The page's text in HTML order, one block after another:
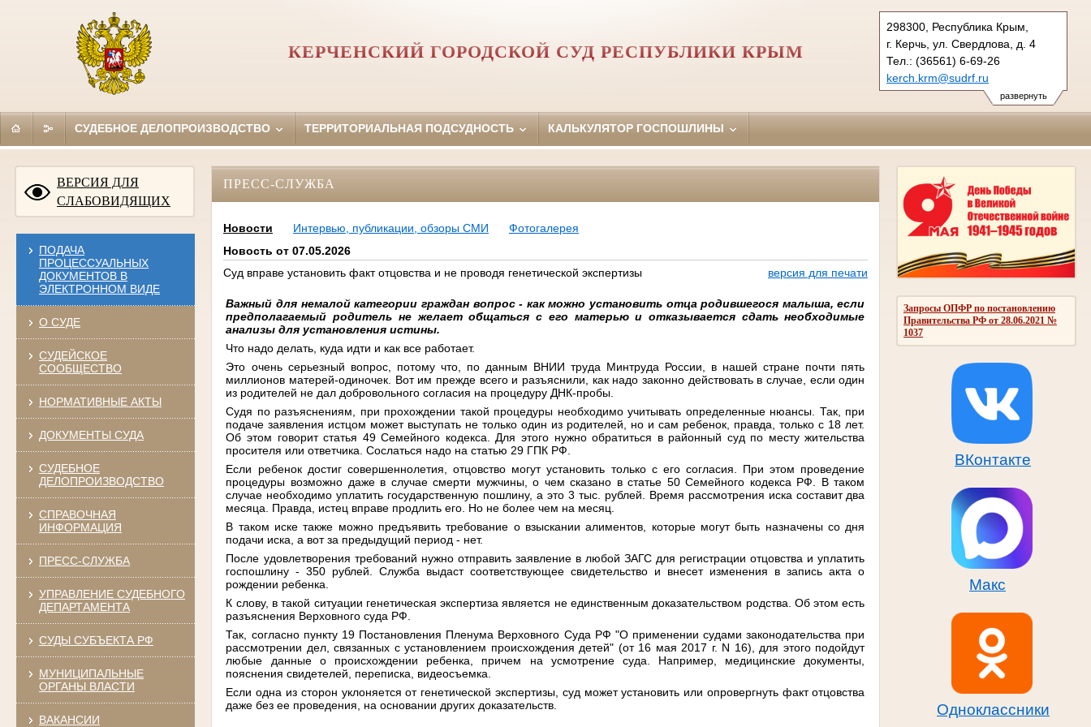
развернуть
298300, Республика Крым,
г. Керчь, ул. Свердлова, д. 4
Тел.: (36561) 6-69-26
kerch.krm@sudrf.ru
КЕРЧЕНСКИЙ ГОРОДСКОЙ СУД РЕСПУБЛИКИ КРЫМ
СУДЕБНОЕ ДЕЛОПРОИЗВОДСТВО ТЕРРИТОРИАЛЬНАЯ ПОДСУДНОСТЬ КАЛЬКУЛЯТОР ГОСПОШЛИНЫ
ВЕРСИЯ ДЛЯ
СЛАБОВИДЯЩИХ
ПОДАЧА
ПРОЦЕССУАЛЬНЫХ
ДОКУМЕНТОВ В
ЭЛЕКТРОННОМ ВИДЕ
О СУДЕ
СУДЕЙСКОЕ
СООБЩЕСТВО
НОРМАТИВНЫЕ АКТЫ
ДОКУМЕНТЫ СУДА
СУДЕБНОЕ
ДЕЛОПРОИЗВОДСТВО
СПРАВОЧНАЯ
ИНФОРМАЦИЯ
ПРЕСС-СЛУЖБА
УПРАВЛЕНИЕ СУДЕБНОГО
ДЕПАРТАМЕНТА
СУДЫ СУБЪЕКТА РФ
МУНИЦИПАЛЬНЫЕ
ОРГАНЫ ВЛАСТИ
ВАКАНСИИ
Запросы ОПФР по постановлению
Правительства РФ от 28.06.2021 №
1037
ВКонтакте
Макс
Одноклассники
ПРЕСС-СЛУЖБА
Новости Интервью, публикации, обзоры СМИ
Фотогалерея
Новость от 07.05.2026
Суд вправе установить факт отцовства и не проводя генетической экспертизы
версия для печати
Важный для немалой категории граждан вопрос - как можно установить отца родившегося малыша, если
предполагаемый родитель не желает общаться с его матерью и отказывается сдать необходимые
анализы для установления истины.
Что надо делать, куда идти и как все работает.
Это очень серьезный вопрос, потому что, по данным ВНИИ труда Минтруда России, в нашей стране почти пять
миллионов матерей-одиночек. Вот им прежде всего и разъяснили, как надо законно действовать в случае, если один
из родителей не дал добровольного согласия на процедуру ДНК-пробы.
Судя по разъяснениям, при прохождении такой процедуры необходимо учитывать определенные нюансы. Так, при
подаче заявления истцом может выступать не только один из родителей, но и сам ребенок, правда, только с 18 лет.
Об этом говорит статья 49 Семейного кодекса. Для этого нужно обратиться в районный суд по месту жительства
просителя или ответчика. Сослаться надо на статью 29 ГПК РФ.
Если ребенок достиг совершеннолетия, отцовство могут установить только с его согласия. При этом проведение
процедуры возможно даже в случае смерти мужчины, о чем сказано в статье 50 Семейного кодекса РФ. В таком
случае необходимо уплатить государственную пошлину, а это 3 тыс. рублей. Время рассмотрения иска составит два
месяца. Правда, истец вправе продлить его. Но не более чем на месяц.
В таком иске также можно предъявить требование о взыскании алиментов, которые могут быть назначены со дня
подачи иска, а вот за предыдущий период - нет.
После удовлетворения требований нужно отправить заявление в любой ЗАГС для регистрации отцовства и уплатить
госпошлину - 350 рублей. Служба выдаст соответствующее свидетельство и внесет изменения в запись акта о
рождении ребенка.
К слову, в такой ситуации генетическая экспертиза является не единственным доказательством родства. Об этом есть
разъяснения Верховного суда РФ.
Так, согласно пункту 19 Постановления Пленума Верховного Суда РФ "О применении судами законодательства при
рассмотрении дел, связанных с установлением происхождения детей" (от 16 мая 2017 г. N 16), для этого подойдут
любые данные о происхождении ребенка, причем на усмотрение суда. Например, медицинские документы,
пояснения свидетелей, переписка, видеосъемка.
Если одна из сторон уклоняется от генетической экспертизы, суд может установить или опровергнуть факт отцовства
даже без ее проведения, на основании других доказательств.